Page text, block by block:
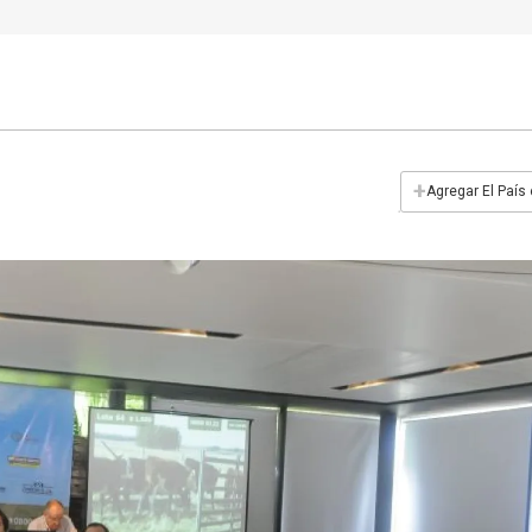
+Agregar El País